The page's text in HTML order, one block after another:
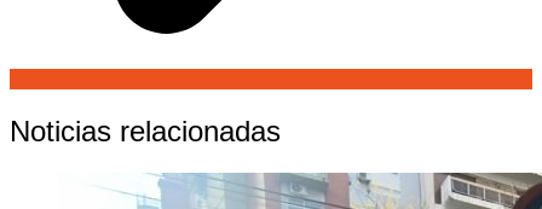
Noticias relacionadas